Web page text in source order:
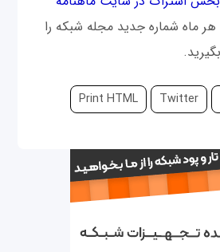
هر ماه شماره جدید مجله شبکه را
Twitter
Print HTML